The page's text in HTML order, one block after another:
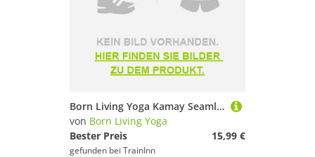
Born Living Yoga Kamay Seamless Medium Impact Sports Bra Blau M Frau
von Born Living Yoga
Bester Preis
15,99 €
gefunden bei TrainInn